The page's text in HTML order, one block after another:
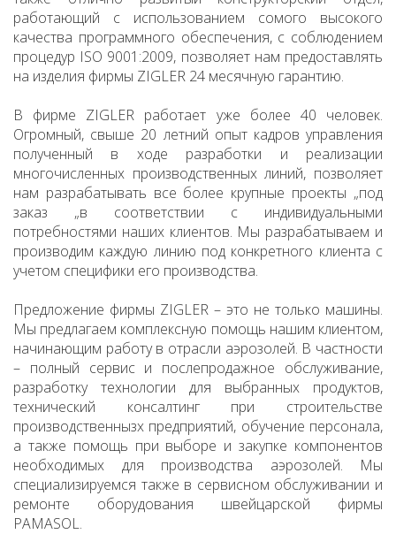
работающий с использованием сомого высокого
качества программного обеспечения, с соблюдением
процедур ISO 9001:2009, позволяет нам предоставлять
на изделия фирмы ZIGLER 24 месячную гарантию.
В фирме ZIGLER работает уже более 40 человек.
Огромный, свыше 20 летний опыт кадров управления
полученный в ходе разработки и реализации
многочисленных производственных линий, позволяет
нам разрабатывать все более крупные проекты „под
заказ „в соответствии с индивидуальными
потребностями наших клиентов. Мы разрабатываем и
производим каждую линию под конкретного клиента с
учетом специфики его производства.
Предложение фирмы ZIGLER – это не только машины.
Мы предлагаем комплексную помощь нашим клиентом,
начинающим работу в отрасли аэрозолей. В частности
– полный сервис и послепродажное обслуживание,
разработку технологии для выбранных продуктов,
технический консалтинг при строительстве
производственнызх предприятий, обучение персонала,
а также помощь при выборе и закупке компонентов
необходимых для производства аэрозолей. Мы
специализируемся также в сервисном обслуживании и
ремонте оборудования швейцарской фирмы
PAMASOL.